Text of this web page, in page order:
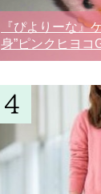
『ぴよりーな』
身”ピンクヒヨコ